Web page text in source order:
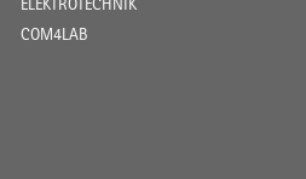
ELEKTROTECHNIK
COM4LAB